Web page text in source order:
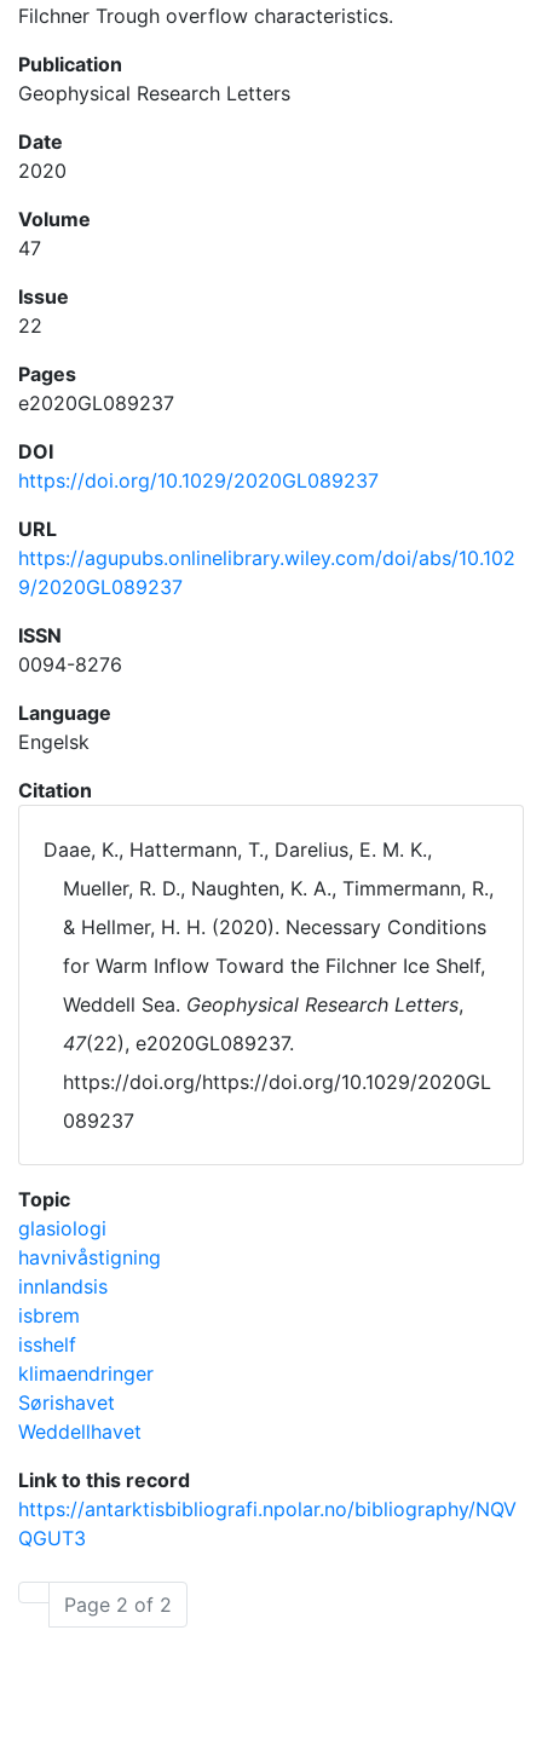
Filchner Trough overflow characteristics.
Publication
Geophysical Research Letters
Date
2020
Volume
47
Issue
22
Pages
e2020GL089237
DOI
https://doi.org/10.1029/2020GL089237
URL
https://agupubs.onlinelibrary.wiley.com/doi/abs/10.102
9/2020GL089237
ISSN
0094-8276
Language
Engelsk
Citation
Daae, K., Hattermann, T., Darelius, E. M. K.,
Mueller, R. D., Naughten, K. A., Timmermann, R.,
& Hellmer, H. H. (2020). Necessary Conditions
for Warm Inflow Toward the Filchner Ice Shelf,
Weddell Sea. Geophysical Research Letters,
47(22), e2020GL089237.
https://doi.org/https://doi.org/10.1029/2020GL
089237
Topic
glasiologi
havnivåstigning
innlandsis
isbrem
isshelf
klimaendringer
Sørishavet
Weddellhavet
Link to this record
https://antarktisbibliografi.npolar.no/bibliography/NQV
QGUT3
Page 2 of 2